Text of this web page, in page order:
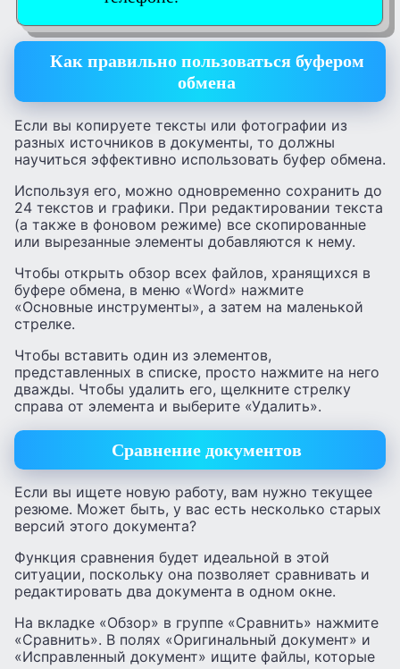
Как правильно пользоваться буфером
обмена
Если вы копируете тексты или фотографии из
разных источников в документы, то должны
научиться эффективно использовать буфер обмена.
Используя его, можно одновременно сохранить до
24 текстов и графики. При редактировании текста
(а также в фоновом режиме) все скопированные
или вырезанные элементы добавляются к нему.
Чтобы открыть обзор всех файлов, хранящихся в
буфере обмена, в меню «Word» нажмите
«Основные инструменты», а затем на маленькой
стрелке.
Чтобы вставить один из элементов,
представленных в списке, просто нажмите на него
дважды. Чтобы удалить его, щелкните стрелку
справа от элемента и выберите «Удалить».
Сравнение документов
Если вы ищете новую работу, вам нужно текущее
резюме. Может быть, у вас есть несколько старых
версий этого документа?
Функция сравнения будет идеальной в этой
ситуации, поскольку она позволяет сравнивать и
редактировать два документа в одном окне.
На вкладке «Обзор» в группе «Сравнить» нажмите
«Сравнить». В полях «Оригинальный документ» и
«Исправленный документ» ищите файлы, которые